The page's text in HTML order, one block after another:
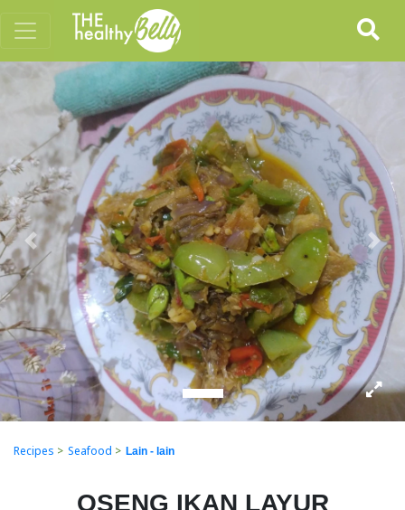
Previous Next
Recipes > Seafood > Lain - lain
OSENG IKAN LAYUR